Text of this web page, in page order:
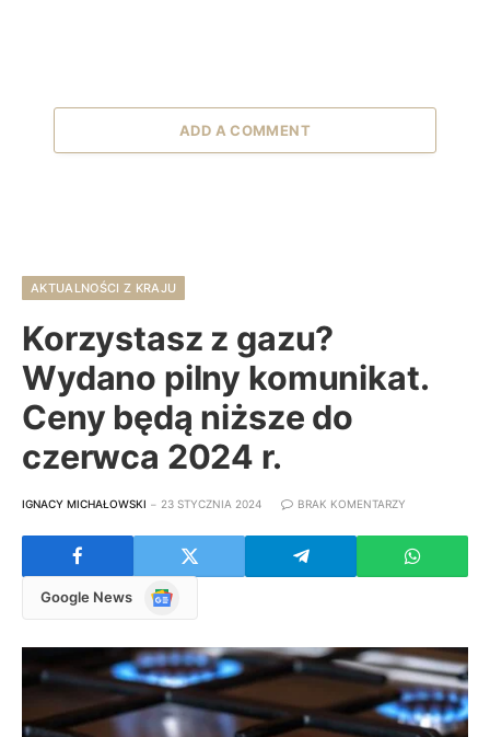
ADD A COMMENT
AKTUALNOŚCI Z KRAJU
Korzystasz z gazu?
Wydano pilny komunikat.
Ceny będą niższe do
czerwca 2024 r.
IGNACY MICHAŁOWSKI 23 STYCZNIA 2024 BRAK KOMENTARZY
Google News
Google